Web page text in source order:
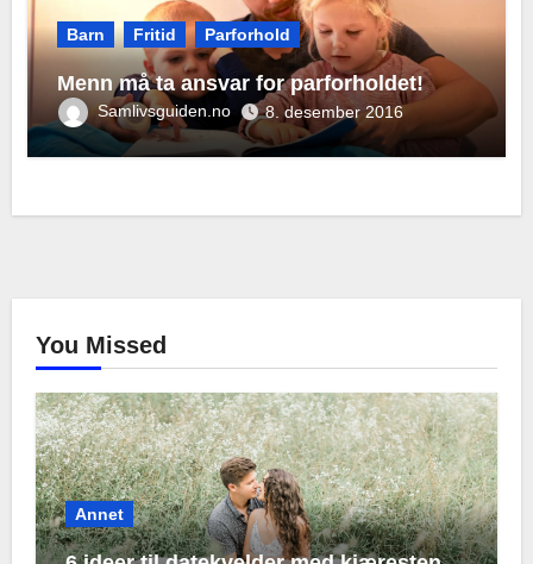
Barn Fritid Parforhold
Menn må ta ansvar for parforholdet!
Samlivsguiden.no 8. desember 2016
You Missed
Annet